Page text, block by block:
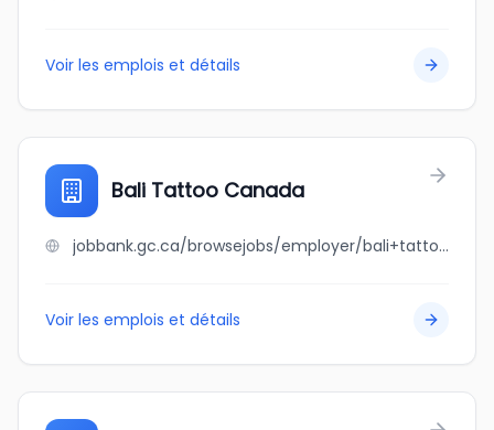
Voir les emplois et détails
Bali Tattoo Canada
jobbank.gc.ca/browsejobs/employer/bali+tattoo+canada/ca
Voir les emplois et détails